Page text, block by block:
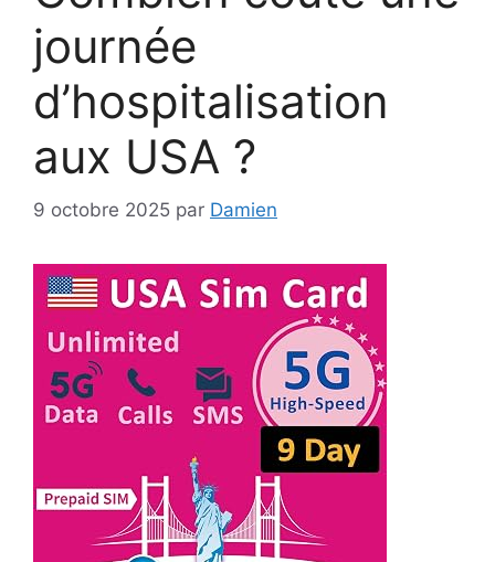
journée
d’hospitalisation
aux USA ?
9 octobre 2025 par Damien